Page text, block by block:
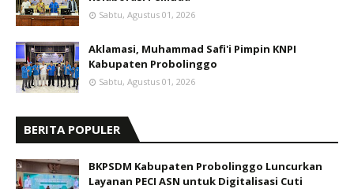
Sabtu, Agustus 01, 2026
Aklamasi, Muhammad Safi'i Pimpin KNPI
Kabupaten Probolinggo
Sabtu, Agustus 01, 2026
BERITA POPULER
BKPSDM Kabupaten Probolinggo Luncurkan
Layanan PECI ASN untuk Digitalisasi Cuti